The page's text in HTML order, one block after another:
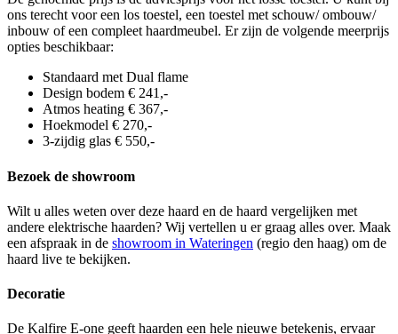
ons terecht voor een los toestel, een toestel met schouw/ ombouw/
inbouw of een compleet haardmeubel. Er zijn de volgende meerprijs
opties beschikbaar:
Standaard met Dual flame
Design bodem € 241,-
Atmos heating € 367,-
Hoekmodel € 270,-
3-zijdig glas € 550,-
Bezoek de showroom
Wilt u alles weten over deze haard en de haard vergelijken met
andere elektrische haarden? Wij vertellen u er graag alles over. Maak
een afspraak in de showroom in Wateringen (regio den haag) om de
haard live te bekijken.
Decoratie
De Kalfire E-one geeft haarden een hele nieuwe betekenis, ervaar